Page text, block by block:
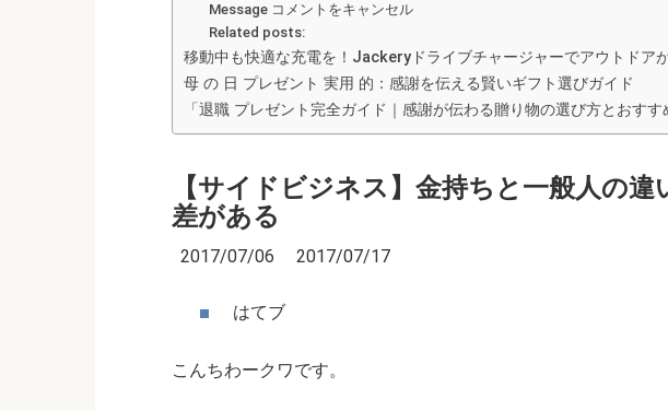
Message コメントをキャンセル
Related posts:
移動中も快適な充電を！Jackeryドライブチャージャーでアウトドア
母 の 日 プレゼント 実用 的：感謝を伝える賢いギフト選びガイド
「退職 プレゼント完全ガイド｜感謝が伝わる贈り物の選び方とおすす
【サイドビジネス】金持ちと一般人の
差がある
2017/07/06 2017/07/17
はてブ
こんちわークワです。